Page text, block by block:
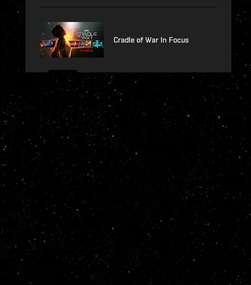
Cradle of War In Focus